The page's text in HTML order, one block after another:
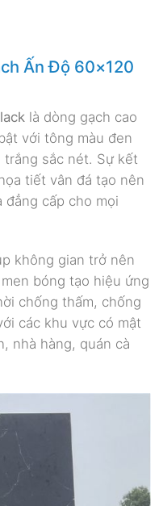
Ấn Độ 60×120
là dòng gạch cao
với tông màu đen
sắc nét. Sự kết
tiết vân đá tạo nên
đẳng cấp cho mọi
không gian trở nên
bóng tạo hiệu ứng
chống thấm, chống
các khu vực có mật
nhà hàng, quán cà